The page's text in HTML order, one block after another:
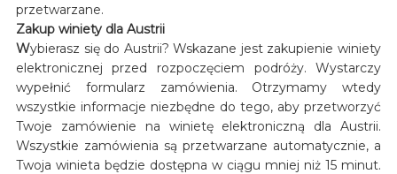
przetwarzane.
Zakup winiety dla Austrii
Wybierasz się do Austrii? Wskazane jest zakupienie winiety
elektronicznej przed rozpoczęciem podróży. Wystarczy
wypełnić formularz zamówienia. Otrzymamy wtedy
wszystkie informacje niezbędne do tego, aby przetworzyć
Twoje zamówienie na winietę elektroniczną dla Austrii.
Wszystkie zamówienia są przetwarzane automatycznie, a
Twoja winieta będzie dostępna w ciągu mniej niż 15 minut.